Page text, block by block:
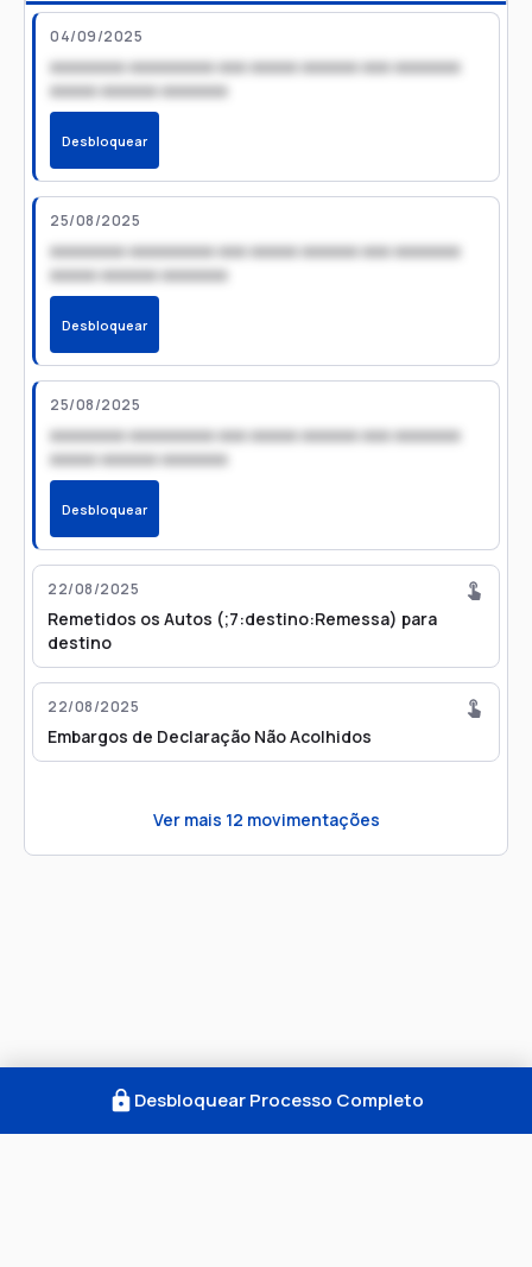
04/09/2025
xxxxxxxx xxxxxxxxx xxx xxxxx xxxxxx xxx xxxxxxx
xxxxx xxxxxx xxxxxxx
Desbloquear
25/08/2025
xxxxxxxx xxxxxxxxx xxx xxxxx xxxxxx xxx xxxxxxx
xxxxx xxxxxx xxxxxxx
Desbloquear
25/08/2025
xxxxxxxx xxxxxxxxx xxx xxxxx xxxxxx xxx xxxxxxx
xxxxx xxxxxx xxxxxxx
Desbloquear
22/08/2025
Remetidos os Autos (;7:destino:Remessa) para
destino
22/08/2025
Embargos de Declaração Não Acolhidos
Ver mais 12 movimentações
Desbloquear Processo Completo